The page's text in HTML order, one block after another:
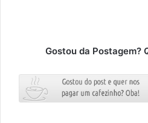
Gostou da Postagem?